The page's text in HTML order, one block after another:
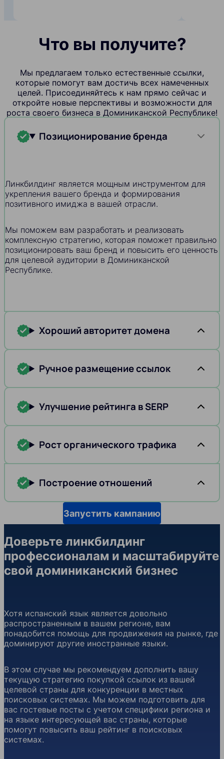
Что вы получите?
Мы предлагаем только естественные ссылки,
которые помогут вам достичь всех намеченных
целей. Присоединяйтесь к нам прямо сейчас и
откройте новые перспективы и возможности для
роста своего бизнеса в Доминиканской Республике!
Позиционирование бренда
Линкбилдинг является мощным инструментом для
укрепления вашего бренда и формирования
позитивного имиджа в вашей отрасли.
Мы поможем вам разработать и реализовать
комплексную стратегию, которая поможет правильно
позиционировать ваш бренд и повысить его ценность
для целевой аудитории в Доминиканской
Республике.
Хороший авторитет домена
Ручное размещение ссылок
Улучшение рейтинга в SERP
Рост органического трафика
Построение отношений
Запустить кампанию
Доверьте линкбилдинг
профессионалам и масштабируйте
свой доминиканский бизнес
Хотя испанский язык является довольно
распространенным в вашем регионе, вам
понадобится помощь для продвижения на рынке, где
доминируют другие иностранные языки.
В этом случае мы рекомендуем дополнить вашу
текущую стратегию покупкой ссылок из вашей
целевой страны для конкуренции в местных
поисковых системах. Мы можем подготовить для
вас гостевые посты с учетом специфики региона и
на языке интересующей вас страны, которые
помогут повысить ваш рейтинг в поисковых
системах.